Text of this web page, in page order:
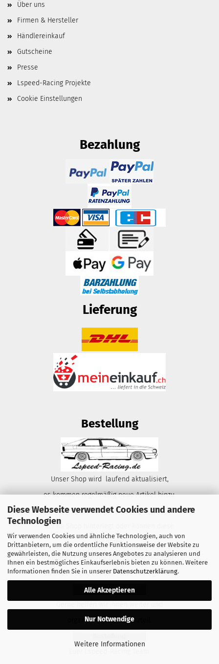
Diese Webseite verwendet Cookies und andere
Technologien
Wir verwenden Cookies und ähnliche Technologien, auch von
Drittanbietern, um die ordentliche Funktionsweise der Website zu
gewährleisten, die Nutzung unseres Angebotes zu analysieren und
Ihnen ein bestmögliches Einkaufserlebnis bieten zu können. Weitere
Informationen finden Sie in unserer Datenschutzerklärung.
Alle Akzeptieren
Nur Notwendige
Weitere Informationen
Über uns
Firmen & Hersteller
Händlereinkauf
Gutscheine
Presse
Lspeed-Racing Projekte
Cookie Einstellungen
Bezahlung
Lieferung
Bestellung
Unser Shop wird laufend aktualisiert,
es kommen regelmäßig neue Artikel hinzu.
Wir haben weit aus mehr Teile auf Lager
als im Shop hinterlegt oder können diese
besorgen.
Sollte der gesuchte Artikel nicht im Shop
zu finden sein, einfach kurze Anfrage hier:
organisieren das Ersatzteil.